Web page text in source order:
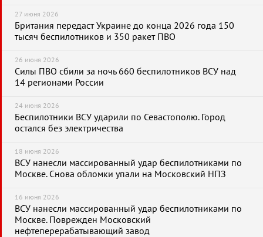
27 июня 2026
Британия передаст Украине до конца 2026 года 150
тысяч беспилотников и 350 ракет ПВО
26 июня 2026
Силы ПВО сбили за ночь 660 беспилотников ВСУ над
14 регионами России
24 июня 2026
Беспилотники ВСУ ударили по Севастополю. Город
остался без электричества
18 июня 2026
ВСУ нанесли массированный удар беспилотниками по
Москве. Снова обломки упали на Московский НПЗ
16 июня 2026
ВСУ нанесли массированный удар беспилотниками по
Москве. Поврежден Московский
нефтеперерабатывающий завод